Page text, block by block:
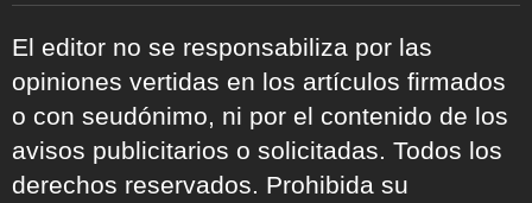
El editor no se responsabiliza por las
opiniones vertidas en los artículos firmados
o con seudónimo, ni por el contenido de los
avisos publicitarios o solicitadas. Todos los
derechos reservados. Prohibida su